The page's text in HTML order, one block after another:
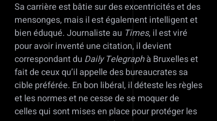
Sa carrière est bâtie sur des excentricités et des
mensonges, mais il est également intelligent et
bien éduqué. Journaliste au Times, il est viré
pour avoir inventé une citation, il devient
correspondant du Daily Telegraphà Bruxelles et
fait de ceux qu’il appelle des bureaucrates sa
cible préférée. En bon libéral, il déteste les règles
et les normes et ne cesse de se moquer de
celles qui sont mises en place pour protéger les